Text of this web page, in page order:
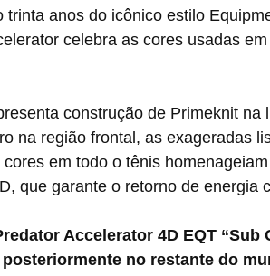
celebra as cores usadas
na região frontal, as exageradas
em todo o tênis
que garante o retorno de energia
no restante do